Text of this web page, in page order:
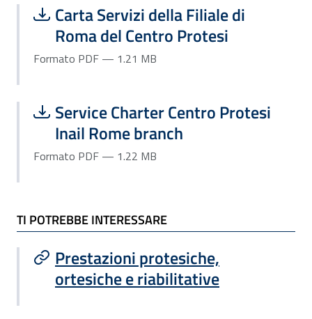
Scarica file:
Carta Servizi della Filiale di
Roma del Centro Protesi
Formato PDF — Dimensione 1.21 MB
Formato PDF — 1.21 MB
Scarica file:
Service Charter Centro Protesi
Inail Rome branch
Formato PDF — Dimensione 1.22 MB
Formato PDF — 1.22 MB
TI POTREBBE INTERESSARE
Prestazioni protesiche,
ortesiche e riabilitative